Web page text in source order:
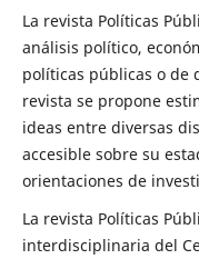
La revista Políticas
análisis político,
políticas públicas o de
revista se propone
ideas entre diversas
accesible sobre su
orientaciones de
La revista Políticas
interdisciplinaria del